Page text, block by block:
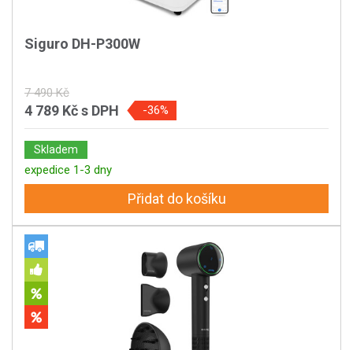
Siguro DH-P300W
7 490 Kč
4 789 Kčs DPH -36%
Skladem
expedice 1-3 dny
Přidat do košíku